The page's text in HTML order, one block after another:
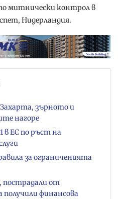
митнически контрол в
Нидерландия.
зърното и
нагоре
в ЕС по ръст на
за ограниченията
пострадали от
получили финансова